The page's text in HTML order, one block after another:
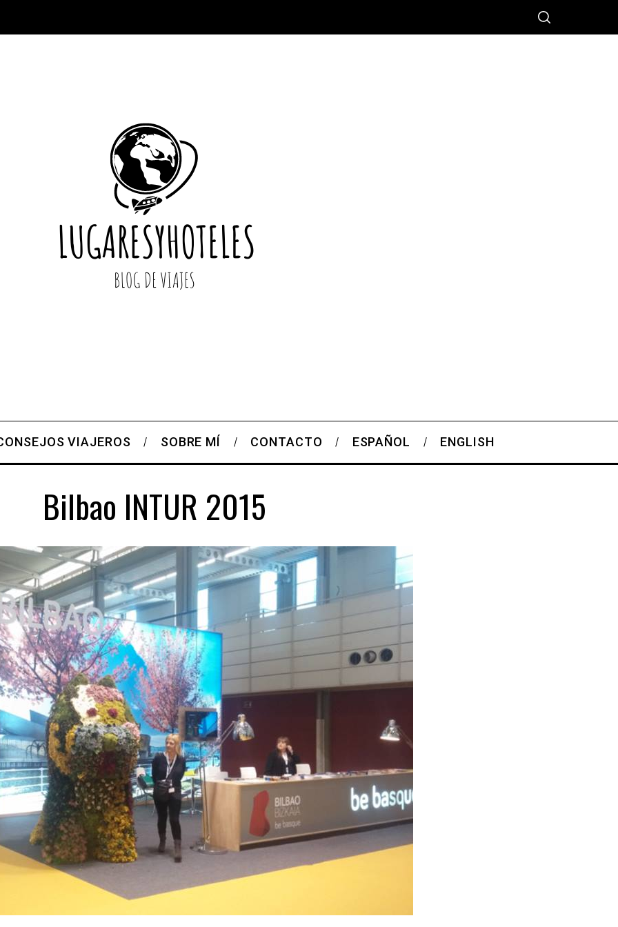
VIAJEROS SOBRE MÍ CONTACTO ESPAÑOL ENGLISH
Bilbao INTUR 2015